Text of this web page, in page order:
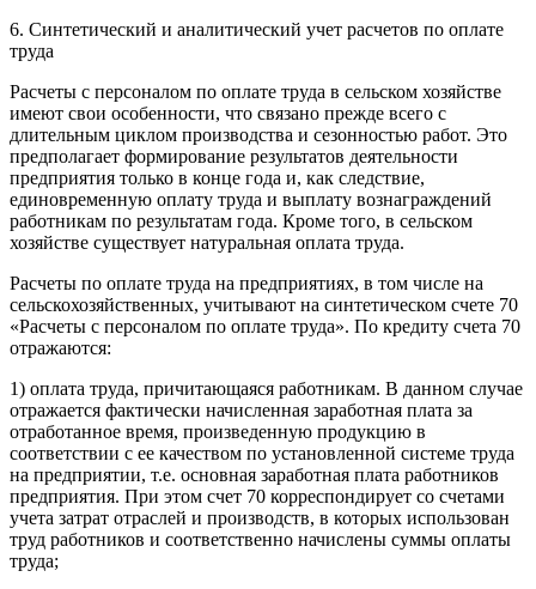
6. Синтетический и аналитический учет расчетов по оплате
труда
Расчеты с персоналом по оплате труда в сельском хозяйстве
имеют свои особенности, что связано прежде всего с
длительным циклом производства и сезонностью работ. Это
предполагает формирование результатов деятельности
предприятия только в конце года и, как следствие,
единовременную оплату труда и выплату вознаграждений
работникам по результатам года. Кроме того, в сельском
хозяйстве существует натуральная оплата труда.
Расчеты по оплате труда на предприятиях, в том числе на
сельскохозяйственных, учитывают на синтетическом счете 70
«Расчеты с персоналом по оплате труда». По кредиту счета 70
отражаются:
1) оплата труда, причитающаяся работникам. В данном случае
отражается фактически начисленная заработная плата за
отработанное время, произведенную продукцию в
соответствии с ее качеством по установленной системе труда
на предприятии, т.е. основная заработная плата работников
предприятия. При этом счет 70 корреспондирует со счетами
учета затрат отраслей и производств, в которых использован
труд работников и соответственно начислены суммы оплаты
труда;